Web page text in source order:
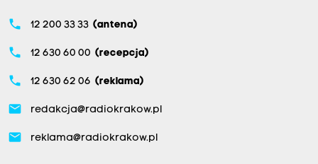
phone 12 200 33 33 (antena)
phone 12 630 60 00 (recepcja)
phone 12 630 62 06 (reklama)
email redakcja@radiokrakow.pl
email reklama@radiokrakow.pl